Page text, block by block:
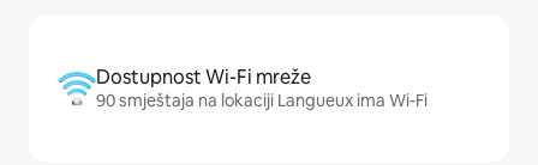
Dostupnost Wi-Fi mreže
90 smještaja na lokaciji Langueux ima Wi-Fi